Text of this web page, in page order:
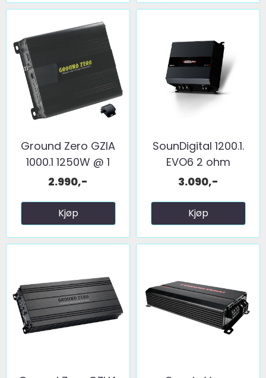
Ground Zero GZIA
1000.1 1250W @ 1
Ohm
2.990,-
Kjøp
SounDigital 1200.1.
EVO6 2 ohm
3.090,-
Kjøp